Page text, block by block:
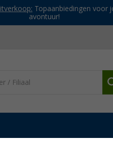
Topaanbiedingen voor
avontuur!